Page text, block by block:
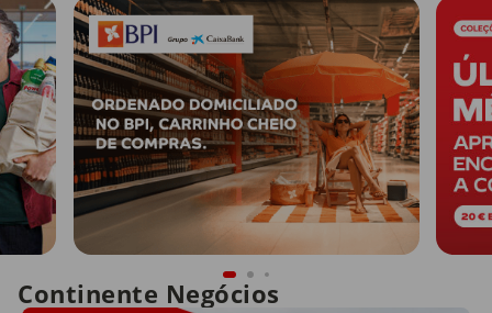
Continente Negócios